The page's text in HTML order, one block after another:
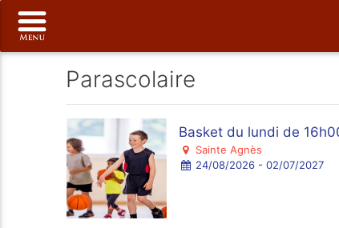
Parascolaire
Basket du lundi de
Sainte Agnès
24/08/2026 - 02/07/2027